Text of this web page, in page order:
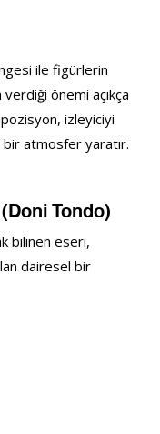
ile figürlerin
önemi açıkça
izleyiciyi
bir atmosfer yaratır.
Tondo)
bilinen eseri,
dairesel bir